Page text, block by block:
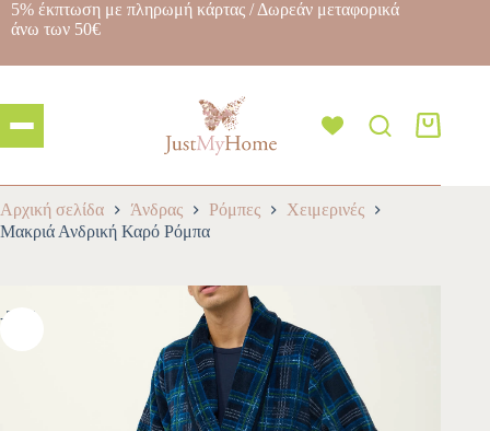
5% έκπτωση με πληρωμή κάρτας / Δωρεάν μεταφορικά
άνω των 50€
Αρχική σελίδα Άνδρας Ρόμπες
Χειμερινές
Μακριά Ανδρική Καρό Ρόμπα
-30%